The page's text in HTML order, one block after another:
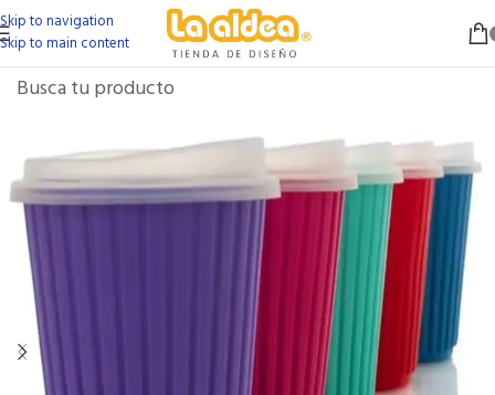
Skip to navigation
Skip to main content